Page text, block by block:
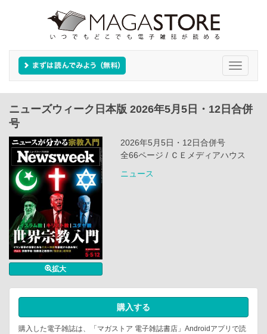
Toggle
ニューズウィーク日本版 2026年5月5日・12日合併
号
拡大
2026年5月5日・12日合併号
全66ページ / ＣＥメディアハウス
ニュース
購入する
購入した電子雑誌は、「マガストア 電子雑誌書店」Androidアプリで読